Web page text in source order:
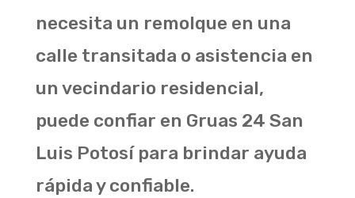
necesita un remolque en una
calle transitada o asistencia en
un vecindario residencial,
puede confiar en Gruas 24 San
Luis Potosí para brindar ayuda
rápida y confiable.